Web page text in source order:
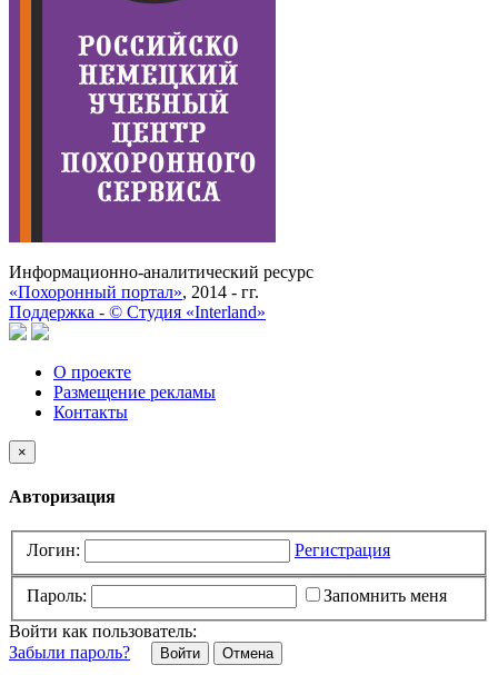
Информационно-аналитический ресурс
«Похоронный портал», 2014 - гг.
Поддержка - © Cтудия «Interland»
О проекте
Размещение рекламы
Контакты
×
Авторизация
Логин: Регистрация
Пароль:
Запомнить меня
Войти как пользователь:
Забыли пароль?
Отмена